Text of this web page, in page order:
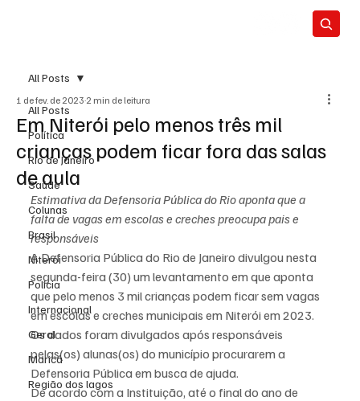
All Posts
Política
Rio de Janeiro
Saúde
Colunas
Brasil
Niterói
Polícia
Internacional
Geral
Maricá
Região dos lagos
All Posts
Em Niterói pelo menos três mil
crianças podem ficar fora das salas
de aula
1 de fev. de 2023 2 min de leitura
Estimativa da Defensoria Pública do Rio aponta que a
falta de vagas em escolas e creches preocupa pais e
responsáveis
A Defensoria Pública do Rio de Janeiro divulgou nesta
segunda-feira (30) um levantamento em que aponta
que pelo menos 3 mil crianças podem ficar sem vagas
em escolas e creches municipais em Niterói em 2023.
Os dados foram divulgados após responsáveis
pelas(os) alunas(os) do município procurarem a
Defensoria Pública em busca de ajuda.
De acordo com a Instituição, até o final do ano de